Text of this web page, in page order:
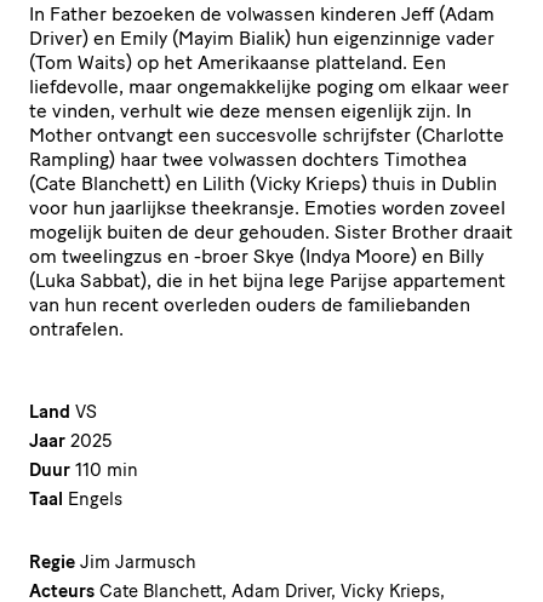
In Father bezoeken de volwassen kinderen Jeff (Adam
Driver) en Emily (Mayim Bialik) hun eigenzinnige vader
(Tom Waits) op het Amerikaanse platteland. Een
liefdevolle, maar ongemakkelijke poging om elkaar weer
te vinden, verhult wie deze mensen eigenlijk zijn. In
Mother ontvangt een succesvolle schrijfster (Charlotte
Rampling) haar twee volwassen dochters Timothea
(Cate Blanchett) en Lilith (Vicky Krieps) thuis in Dublin
voor hun jaarlijkse theekransje. Emoties worden zoveel
mogelijk buiten de deur gehouden. Sister Brother draait
om tweelingzus en -broer Skye (Indya Moore) en Billy
(Luka Sabbat), die in het bijna lege Parijse appartement
van hun recent overleden ouders de familiebanden
ontrafelen.
Land VS
Jaar 2025
Duur 110 min
Taal Engels
Regie Jim Jarmusch
Acteurs Cate Blanchett, Adam Driver, Vicky Krieps,